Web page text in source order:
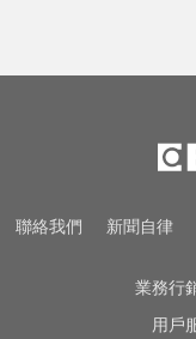
中毒關鍵
破解無
月意外
高雄恐
聯絡我們 新聞自律
業務行
用戶